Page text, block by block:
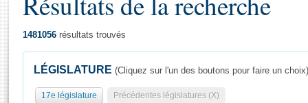
1481056 résultats trouvés
LÉGISLATURE (Cliquez sur l'un des boutons pour faire un choix)
17e législature Précédentes législatures (X)